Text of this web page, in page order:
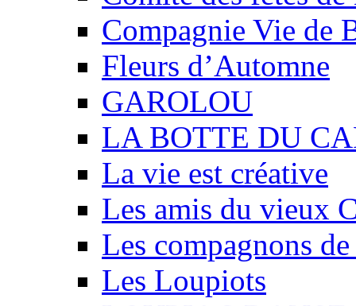
Compagnie Vie de
Fleurs d’Automne
GAROLOU
LA BOTTE DU
La vie est créative
Les amis du vieux
Les compagnons
Les Loupiots